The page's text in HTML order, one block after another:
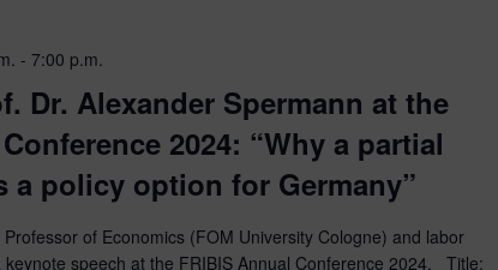
-7:00 p.m.
Dr. Alexander Spermann at the
2024: “Why a partial
a policy option for Germany”
of Economics (FOM University Cologne) and labor
keynote speech at the FRIBIS Annual Conference 2024. Title: